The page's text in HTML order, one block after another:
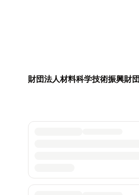
財団法人材料科学技術振興財団